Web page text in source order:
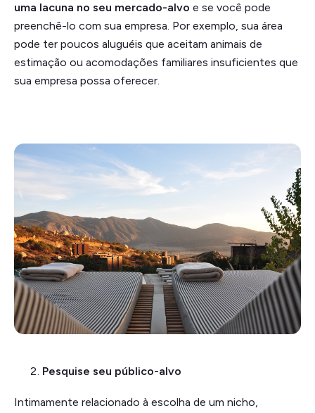
uma lacuna no seu mercado-alvo e se você pode
preenchê-lo com sua empresa. Por exemplo, sua área
pode ter poucos aluguéis que aceitam animais de
estimação ou acomodações familiares insuficientes que
sua empresa possa oferecer.
Pesquise seu público-alvo
Intimamente relacionado à escolha de um nicho,